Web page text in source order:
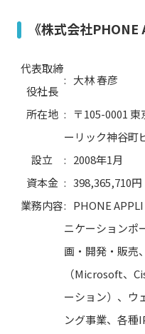
《株式会社PHONE
代表取締
役社長
: 大林 春彦
所在地 :
〒105-0001
ーリック神谷町
設立
: 2008年1月
資本金 : 398,365,710円
業務内容: PHONE
ニケーションポ
画・開発・販売
（Microsoft、
ーション）、ウ
ング事業、各種